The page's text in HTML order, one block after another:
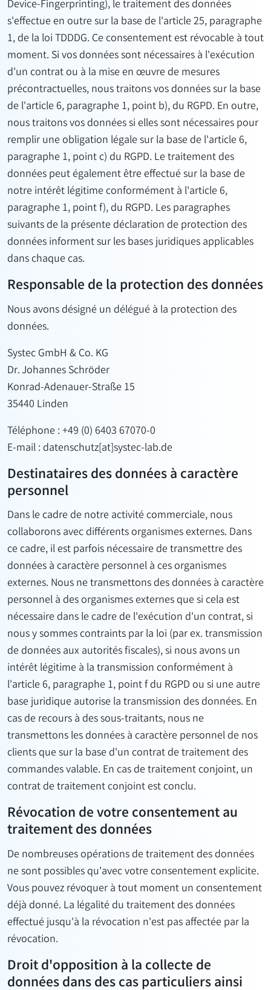
Device-Fingerprinting), le traitement des données
s'effectue en outre sur la base de l'article 25, paragraphe
1, de la loi TDDDG. Ce consentement est révocable à tout
moment. Si vos données sont nécessaires à l'exécution
d'un contrat ou à la mise en œuvre de mesures
précontractuelles, nous traitons vos données sur la base
de l'article 6, paragraphe 1, point b), du RGPD. En outre,
nous traitons vos données si elles sont nécessaires pour
remplir une obligation légale sur la base de l'article 6,
paragraphe 1, point c) du RGPD. Le traitement des
données peut également être effectué sur la base de
notre intérêt légitime conformément à l'article 6,
paragraphe 1, point f), du RGPD. Les paragraphes
suivants de la présente déclaration de protection des
données informent sur les bases juridiques applicables
dans chaque cas.
Responsable de la protection des données
Nous avons désigné un délégué à la protection des
données.
Systec GmbH & Co. KG
Dr. Johannes Schröder
Konrad-Adenauer-Straße 15
35440 Linden
Téléphone : +49 (0) 6403 67070-0
E-mail : datenschutz[at]systec-lab.de
Destinataires des données à caractère
personnel
Dans le cadre de notre activité commerciale, nous
collaborons avec différents organismes externes. Dans
ce cadre, il est parfois nécessaire de transmettre des
données à caractère personnel à ces organismes
externes. Nous ne transmettons des données à caractère
personnel à des organismes externes que si cela est
nécessaire dans le cadre de l'exécution d'un contrat, si
nous y sommes contraints par la loi (par ex. transmission
de données aux autorités fiscales), si nous avons un
intérêt légitime à la transmission conformément à
l'article 6, paragraphe 1, point f du RGPD ou si une autre
base juridique autorise la transmission des données. En
cas de recours à des sous-traitants, nous ne
transmettons les données à caractère personnel de nos
clients que sur la base d'un contrat de traitement des
commandes valable. En cas de traitement conjoint, un
contrat de traitement conjoint est conclu.
Révocation de votre consentement au
traitement des données
De nombreuses opérations de traitement des données
ne sont possibles qu'avec votre consentement explicite.
Vous pouvez révoquer à tout moment un consentement
déjà donné. La légalité du traitement des données
effectué jusqu'à la révocation n'est pas affectée par la
révocation.
Droit d'opposition à la collecte de
données dans des cas particuliers ainsi